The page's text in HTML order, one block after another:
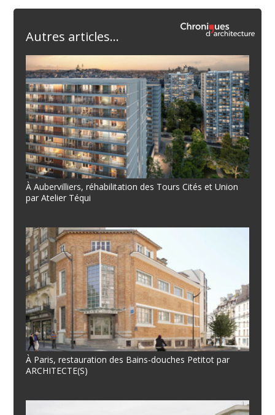
Autres articles...
À Aubervilliers, réhabilitation des Tours Cités et Union
par Atelier Téqui
À Paris, restauration des Bains-douches Petitot par
ARCHITECTE(S)